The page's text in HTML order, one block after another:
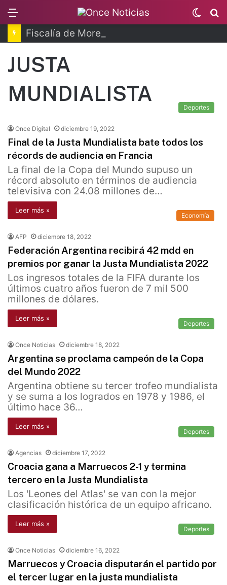
Switch
skin
JUSTA
MUNDIALISTA
Deportes
Once Digital diciembre 19, 2022
Final de la Justa Mundialista bate todos los
récords de audiencia en Francia
La final de la Copa del Mundo supuso un
récord absoluto en términos de audiencia
televisiva con 24.08 millones de…
Leer más »
Economía
AFP diciembre 18, 2022
Federación Argentina recibirá 42 mdd en
premios por ganar la Justa Mundialista 2022
Los ingresos totales de la FIFA durante los
últimos cuatro años fueron de 7 mil 500
millones de dólares.
Leer más »
Deportes
Once Noticias diciembre 18, 2022
Argentina se proclama campeón de la Copa
del Mundo 2022
Argentina obtiene su tercer trofeo mundialista
y se suma a los logrados en 1978 y 1986, el
último hace 36…
Leer más »
Deportes
Agencias diciembre 17, 2022
Croacia gana a Marruecos 2-1 y termina
tercero en la Justa Mundialista
Los 'Leones del Atlas' se van con la mejor
clasificación histórica de un equipo africano.
Leer más »
Deportes
Once Noticias diciembre 16, 2022
Marruecos y Croacia disputarán el partido por
el tercer lugar en la justa mundialista